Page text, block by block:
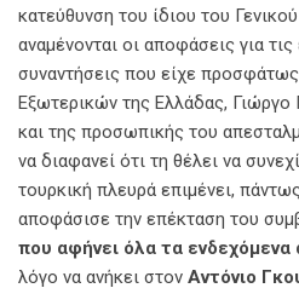
κατεύθυνση του ίδιου του
αναμένονται οι αποφάσεις για
συναντήσεις που είχε
Εξωτερικών της Ελλάδας, Γιώργο
και της προσωπικής του
να διαφανεί ότι τη θέλει να
τουρκική πλευρά επιμένει,
αποφάσισε την επέκταση του
που αφήνει όλα τα ενδεχόμενα
λόγο να ανήκει στον Αντόνιο